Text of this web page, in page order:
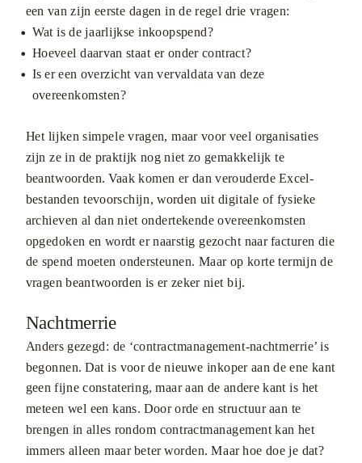
een van zijn eerste dagen in de regel drie vragen:
Wat is de jaarlijkse inkoopspend?
Hoeveel daarvan staat er onder contract?
Is er een overzicht van vervaldata van deze
overeenkomsten?
Het lijken simpele vragen, maar voor veel organisaties
zijn ze in de praktijk nog niet zo gemakkelijk te
beantwoorden. Vaak komen er dan verouderde Excel-
bestanden tevoorschijn, worden uit digitale of fysieke
archieven al dan niet ondertekende overeenkomsten
opgedoken en wordt er naarstig gezocht naar facturen die
de spend moeten ondersteunen. Maar op korte termijn de
vragen beantwoorden is er zeker niet bij.
Nachtmerrie
Anders gezegd: de ‘contractmanagement-nachtmerrie’ is
begonnen. Dat is voor de nieuwe inkoper aan de ene kant
geen fijne constatering, maar aan de andere kant is het
meteen wel een kans. Door orde en structuur aan te
brengen in alles rondom contractmanagement kan het
immers alleen maar beter worden. Maar hoe doe je dat?